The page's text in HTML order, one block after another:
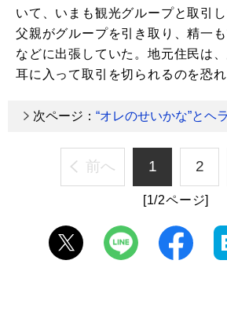
いて、いまも観光グループと取引
父親がグループを引き取り、精一
などに出張していた。地元住民は
耳に入って取引を切られるのを恐れ
次ページ： “オレのせいかな”とヘ
前へ 1 2
[1/2ページ]